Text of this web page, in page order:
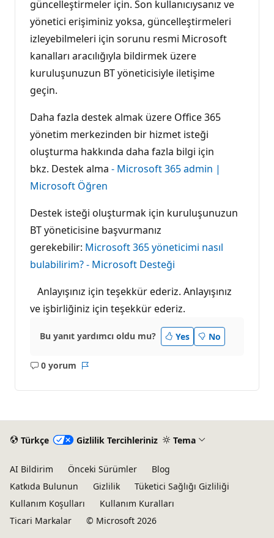
güncelleştirmeler için. Son kullanıcıysanız ve
yönetici erişiminiz yoksa, güncelleştirmeleri
izleyebilmeleri için sorunu resmi Microsoft
kanalları aracılığıyla bildirmek üzere
kuruluşunuzun BT yöneticisiyle iletişime
geçin.
Daha fazla destek almak üzere Office 365
yönetim merkezinden bir hizmet isteği
oluşturma hakkında daha fazla bilgi için
bkz. Destek alma - Microsoft 365 admin |
Microsoft Öğren
Destek isteği oluşturmak için kuruluşunuzun
BT yöneticisine başvurmanız
gerekebilir: Microsoft 365 yöneticimi nasıl
bulabilirim? - Microsoft Desteği
Anlayışınız için teşekkür ederiz. Anlayışınız
ve işbirliğiniz için teşekkür ederiz.
Bu yanıt yardımcı oldu mu? Yes No
0 yorum
Açıklama
Türkçe Gizlilik Tercihleriniz Tema
AI Bildirim Önceki Sürümler
Blog
Katkıda Bulunun
Gizlilik
Tüketici Sağlığı Gizliliği
Kullanım Koşulları
Kullanım Kuralları
Ticari Markalar
© Microsoft 2026